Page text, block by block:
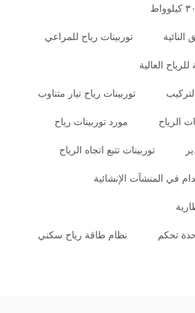
النائية توربينات رياح للمراعي
العالية
توربينات رياح تيار متناوب
الرياح مورد توربينات رياح
توربينات تتبع اتجاه الرياح
في المنشآت الإنشائية
تحكم نظام طاقة رياح سكني